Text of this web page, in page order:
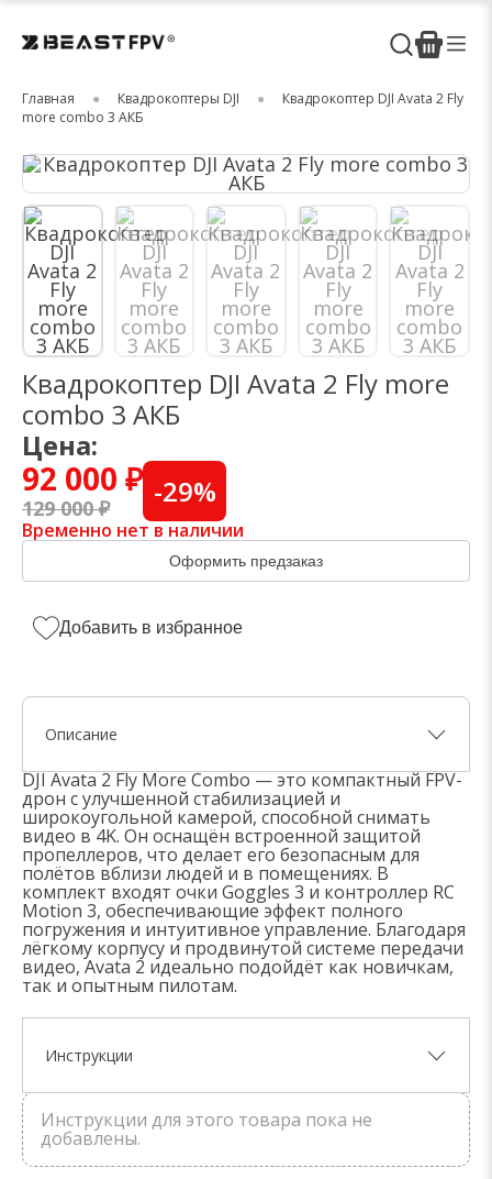
Главная Квадрокоптеры DJI
Квадрокоптер DJI Avata 2 Fly
more combo 3 АКБ
Квадрокоптер DJI Avata 2 Fly more
combo 3 АКБ
Цена:
92 000 ₽
129 000 ₽ -29%
Временно нет в наличии
Оформить предзаказ
Добавить в избранное
Описание
DJI Avata 2 Fly More Combo — это компактный FPV-
дрон с улучшенной стабилизацией и
широкоугольной камерой, способной снимать
видео в 4K. Он оснащён встроенной защитой
пропеллеров, что делает его безопасным для
полётов вблизи людей и в помещениях. В
комплект входят очки Goggles 3 и контроллер RC
Motion 3, обеспечивающие эффект полного
погружения и интуитивное управление. Благодаря
лёгкому корпусу и продвинутой системе передачи
видео, Avata 2 идеально подойдёт как новичкам,
так и опытным пилотам.
Инструкции
Инструкции для этого товара пока не
добавлены.